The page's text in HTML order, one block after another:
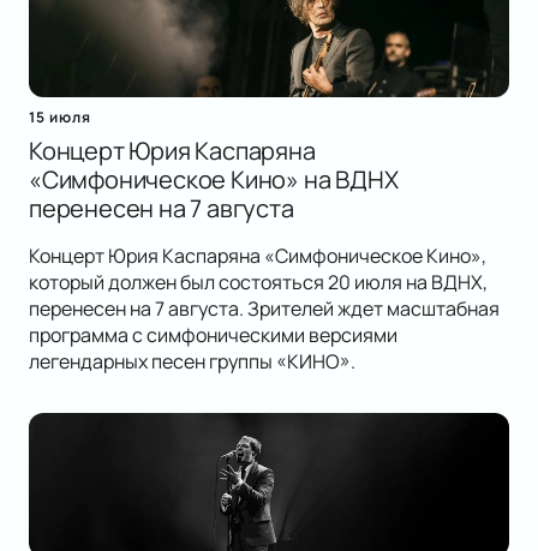
15 июля
Концерт Юрия Каспаряна
«Симфоническое Кино» на ВДНХ
перенесен на 7 августа
Концерт Юрия Каспаряна «Симфоническое Кино»,
который должен был состояться 20 июля на ВДНХ,
перенесен на 7 августа. Зрителей ждет масштабная
программа с симфоническими версиями
легендарных песен группы «КИНО».